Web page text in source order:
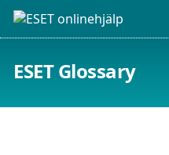
ESET Glossary